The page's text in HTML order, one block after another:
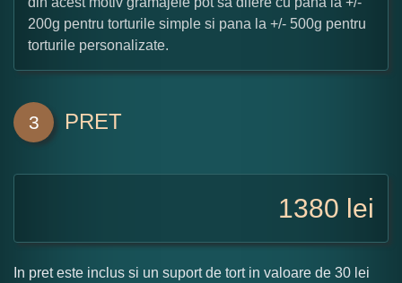
200g pentru torturile simple si pana la +/- 500g pentru
torturile personalizate.
3 PRET
1380 lei
In pret este inclus si un suport de tort in valoare de 30 lei